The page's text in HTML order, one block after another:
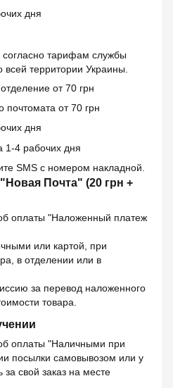
дня
согласно тарифам службы
всей территории Украины.
от 70 грн
почтомата от 70 грн
дня
1-4 рабочих дня
SMS с номером накладной.
Почта" (20 грн +
оплаты "Наложенный платеж
или картой, при
в отделении или в
за перевод наложенного
товара.
оплаты "Наличными при
посылки самовывозом или у
за свой заказ на месте